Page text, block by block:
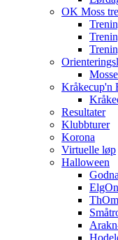
OK Moss
Kråkecup'n
Resultater
Klubbturer
Korona
Virtuelle løp
Halloween
ElgOn